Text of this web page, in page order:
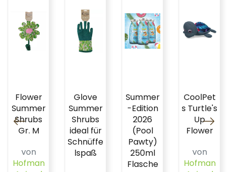
Flower
Summer
Shrubs
Gr. M
von
Hofman
Glove
Summer
Shrubs
ideal für
Schnüffe
lspaß
Summer
-Edition
2026
(Pool
Pawty)
250ml
Flasche
CoolPet
s Turtle's
Up
Flower
von
Hofman